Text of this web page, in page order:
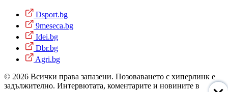
Dsport.bg
9meseca.bg
Idei.bg
Dbr.bg
Agri.bg
© 2026 Всички права запазени. Позоваването с хиперлинк е
задължително. Интервютата, коментарите и новините в